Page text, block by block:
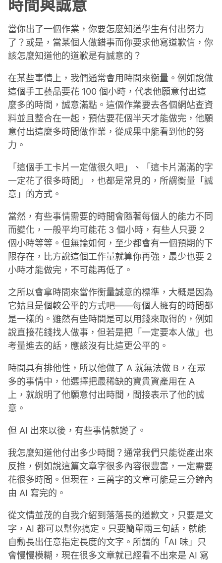
時間與誠意
當你出了一個作業，你要怎麼知道學生有付出努力
了？或是，當某個人做錯事而你要求他寫道歉信，你
該怎麼知道他的道歉是有誠意的？
在某些事情上，我們通常會用時間來衡量。例如說做
這個手工藝品要花 100 個小時，代表他願意付出這
麼多的時間，誠意滿點。這個作業要去各個網站查資
料並且整合在一起，預估要花個半天才能做完，他願
意付出這麼多時間做作業，從成果中能看到他的努
力。
「這個手工卡片一定做很久吧」、「這卡片滿滿的字
一定花了很多時間」，也都是常見的，所謂衡量「誠
意」的方式。
當然，有些事情需要的時間會隨著每個人的能力不同
而變化，一般平均可能花 3 個小時，有些人只要 2
個小時等等。但無論如何，至少都會有一個預期的下
限存在，比方說這個工作量就算你再強，最少也要 2
小時才能做完，不可能再低了。
之所以會拿時間來當作衡量誠意的標準，大概是因為
它姑且是個較公平的方式吧——每個人擁有的時間都
是一樣的。雖然有些時間是可以用錢來取得的，例如
說直接花錢找人做事，但若是把「一定要本人做」也
考量進去的話，應該沒有比這更公平的。
時間具有排他性，所以他做了 A 就無法做 B，在眾
多的事情中，他選擇把最稀缺的寶貴資產用在 A
上，就說明了他願意付出時間，間接表示了他的誠
意。
但 AI 出來以後，有些事情就變了。
我怎麼知道他付出多少時間？通常我們只能從產出來
反推，例如說這篇文章字很多內容很豐富，一定需要
花很多時間。但現在，三萬字的文章可能是三分鐘內
由 AI 寫完的。
從文情並茂的自我介紹到落落長的道歉文，只要是文
字，AI 都可以幫你搞定。只要簡單兩三句話，就能
自動長出任意指定長度的文字。所謂的「AI 味」只
會慢慢模糊，現在很多文章就已經看不出來是 AI 寫